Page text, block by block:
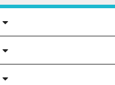
ー
宣言
方針
計画提出文
針
本方針
について